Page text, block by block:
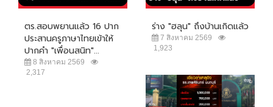
ตร.สอบพยานแล้ว 16 ปาก
ประสานครูภาษาไทยเข้าให้
ปากคำ "เพื่อนสนิท"...
8 สิงหาคม 2569
2,317
ร่าง "ฮลุน" ถึงบ้านเกิดแล้ว
7 สิงหาคม 2569
1,923